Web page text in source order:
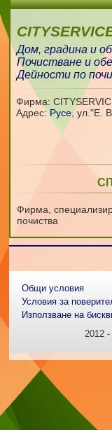
Дом, градина и
Почистване и
Дейности по
Фирма:
Адрес:Русе,ул."Е.
Фирма,
почиства
Общи условия
Условия за
Използване на
2012